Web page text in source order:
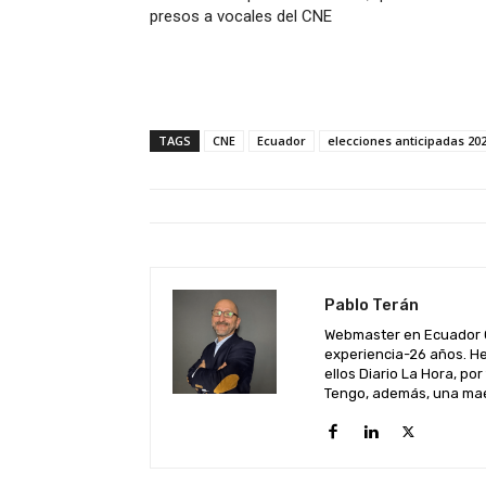
presos a vocales del CNE
TAGS CNE Ecuador elecciones anticipadas
Pablo Terán
Webmaster en
experiencia-26 años.
ellos Diario La Hora,
Tengo, además, una